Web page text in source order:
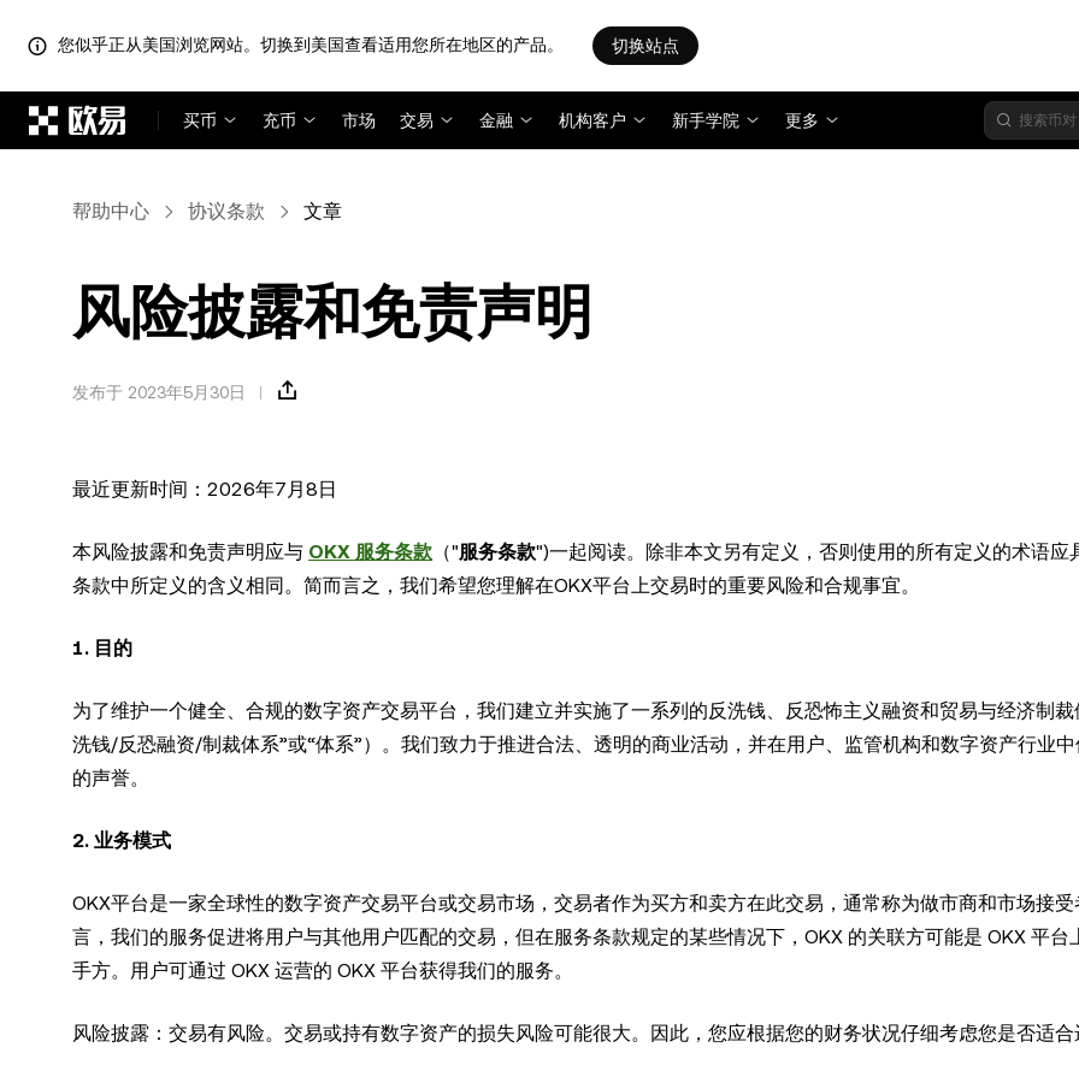
您似乎正从美国浏览网站。切换到美国查看适用您所在地区的产品。 切换站点
买币
充币 市场 交易 金融 机构客户 新手学院 更多
帮助中心 协议条款 文章
风险披露和免责声明
发布于 2023年5月30日
最近更新时间：2026年7月8日
本风险披露和免责声明应与 OKX 服务条款 （"服务条款")一起阅读。除非本文另有定义，否则使用的所有定义的术语应
条款中所定义的含义相同。简而言之，我们希望您理解在OKX平台上交易时的重要风险和合规事宜。
1. 目的
为了维护一个健全、合规的数字资产交易平台，我们建立并实施了一系列的反洗钱、反恐怖主义融资和贸易与经济制裁
洗钱/反恐融资/制裁体系”或“体系”）。我们致力于推进合法、透明的商业活动，并在用户、监管机构和数字资产行业
的声誉。
2. 业务模式
OKX平台是一家全球性的数字资产交易平台或交易市场，交易者作为买方和卖方在此交易，通常称为做市商和市场接
言，我们的服务促进将用户与其他用户匹配的交易，但在服务条款规定的某些情况下，OKX 的关联方可能是 OKX 平台
手方。用户可通过 OKX 运营的 OKX 平台获得我们的服务。
风险披露：交易有风险。交易或持有数字资产的损失风险可能很大。因此，您应根据您的财务状况仔细考虑您是否适合